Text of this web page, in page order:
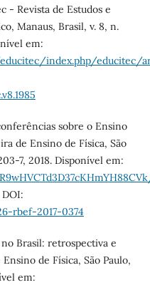
- Revista de Estudos e
Manaus, Brasil, v. 8, n.
em:
index.php/educitec/
sobre o Ensino
de Ensino de Física, São
7, 2018. Disponível em:
DOI:
rbef-2017-0374
Brasil: retrospectiva e
de Física, São Paulo,
em: